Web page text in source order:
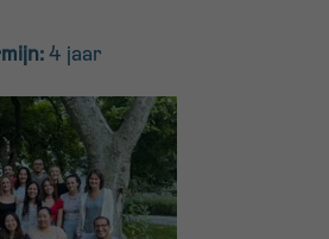
4 jaar